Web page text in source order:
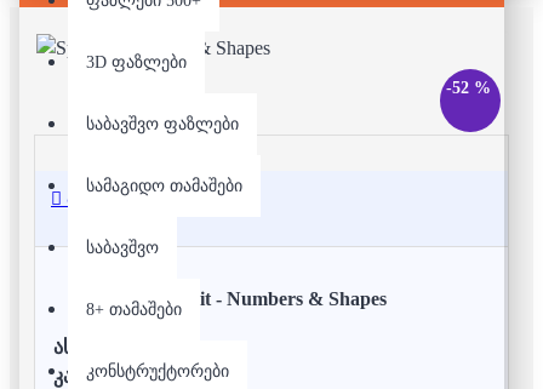
3D ფაზლები
საბავშვო ფაზლები
სამაგიდო თამაშები
საბავშვო
8+ თამაშები
კონსტრუქტორები
-52 %
აღწერა
Spot it - Numbers & Shapes
ასაკი:
კარტები:31 კარტი